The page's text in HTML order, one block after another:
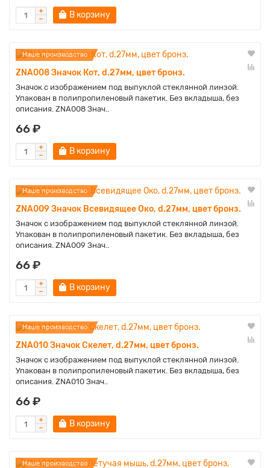
В корзину
Наше производство
ZNA008 Значок Кот, d.27мм, цвет бронз.
Значок с изображением под выпуклой стеклянной линзой.
Упакован в полипропиленовый пакетик. Без вкладыша, без
описания. ZNA008 Знач..
66 ₽
В корзину
Наше производство
ZNA009 Значок Всевидящее Око, d.27мм, цвет бронз.
Значок с изображением под выпуклой стеклянной линзой.
Упакован в полипропиленовый пакетик. Без вкладыша, без
описания. ZNA009 Знач..
66 ₽
В корзину
Наше производство
ZNA010 Значок Скелет, d.27мм, цвет бронз.
Значок с изображением под выпуклой стеклянной линзой.
Упакован в полипропиленовый пакетик. Без вкладыша, без
описания. ZNA010 Знач..
66 ₽
В корзину
Наше производство